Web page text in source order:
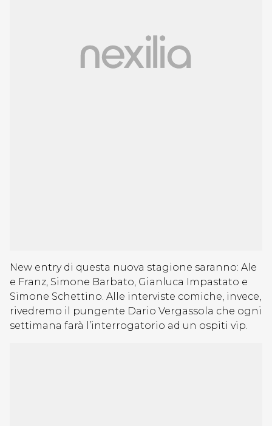
New entry di questa nuova stagione saranno: Ale
e Franz, Simone Barbato, Gianluca Impastato e
Simone Schettino. Alle interviste comiche, invece,
rivedremo il pungente Dario Vergassola che ogni
settimana farà l’interrogatorio ad un ospiti vip.